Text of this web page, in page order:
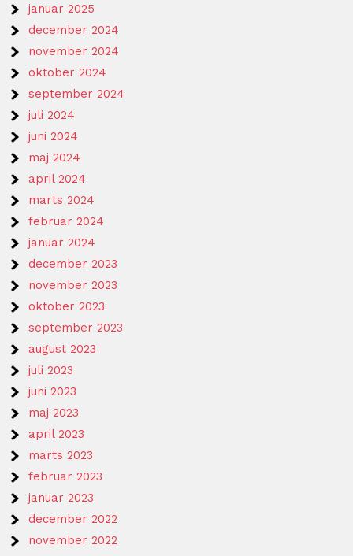
januar 2025
december 2024
november 2024
oktober 2024
september 2024
juli 2024
juni 2024
maj 2024
april 2024
marts 2024
februar 2024
januar 2024
december 2023
november 2023
oktober 2023
september 2023
august 2023
juli 2023
juni 2023
maj 2023
april 2023
marts 2023
februar 2023
januar 2023
december 2022
november 2022